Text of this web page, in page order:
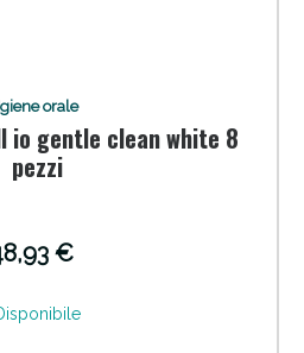
orale
io gentle clean white 8
pezzi
€